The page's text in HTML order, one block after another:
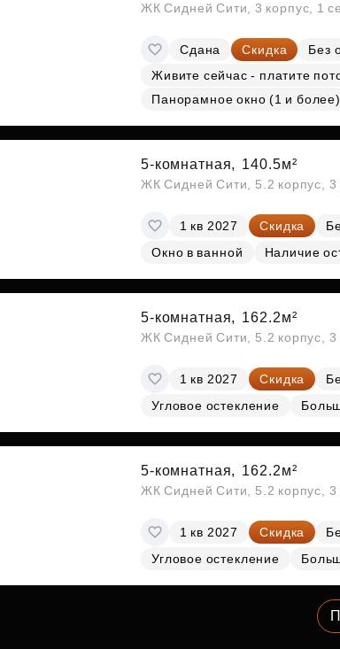
ЖК Сидней Сити, 3 корпус, 1
Сдана Скидка
Без
Живите сейчас - платите
Панорамное окно (1 и более)
5-комнатная, 140.5м²
ЖК Сидней Сити, 5.2 корпус,
1 кв 2027 Скидка
Окно в ванной
Наличие
5-комнатная, 162.2м²
ЖК Сидней Сити, 5.2 корпус,
1 кв 2027 Скидка
Угловое остекление
5-комнатная, 162.2м²
ЖК Сидней Сити, 5.2 корпус,
1 кв 2027 Скидка
Угловое остекление